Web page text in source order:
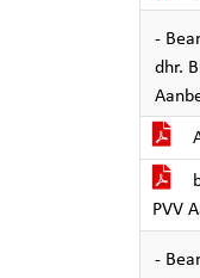
-
dhr.
PVV
-